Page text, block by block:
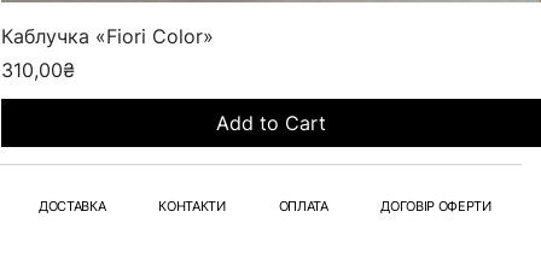
Каблучка «Fiori Color»
Price
310,00₴
Add to Cart
ДОСТАВКА КОНТАКТИ ОПЛАТА ДОГОВІР ОФЕРТИ